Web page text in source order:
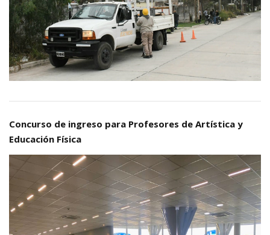
Concurso de ingreso para Profesores de Artística y
Educación Física